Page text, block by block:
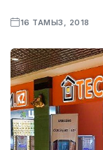
16 ТАМЫЗ, 2018